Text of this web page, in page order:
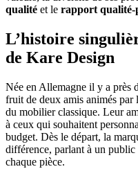
qualité et le rapport
L’histoire
de Kare Design
Née en Allemagne il y a près
fruit de deux amis animés par
du mobilier classique. Leur
à ceux qui souhaitent
budget. Dès le départ, la
différence, parlant à un
chaque pièce.